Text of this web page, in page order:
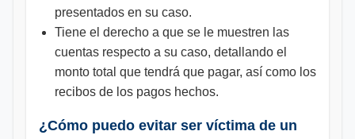
presentados en su caso.
Tiene el derecho a que se le muestren las
cuentas respecto a su caso, detallando el
monto total que tendrá que pagar, así como los
recibos de los pagos hechos.
¿Cómo puedo evitar ser víctima de un